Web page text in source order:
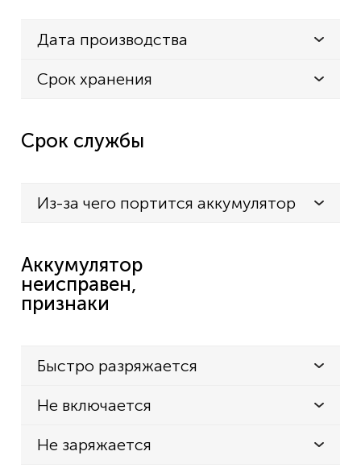
Дата производства
Срок хранения
Срок службы
Из-за чего портится аккумулятор
Аккумулятор
неисправен,
признаки
Быстро разряжается
Не включается
Не заряжается